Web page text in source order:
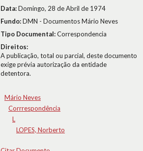
Data:Domingo, 28 de Abril de 1974
Fundo:DMN - Documentos Mário Neves
Tipo Documental:Correspondencia
Direitos:
A publicação, total ou parcial, deste documento
exige prévia autorização da entidade
detentora.
Mário Neves
Corrrespondência
L
LOPES, Norberto